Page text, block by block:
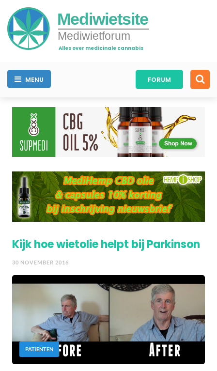
Mediwietsite
Mediwietforum
Alles over medicinale cannabis
MENU FORUM
Kijk hoe wietolie helpt bij Parkinson
30 NOVEMBER 2016
PATIËNTEN